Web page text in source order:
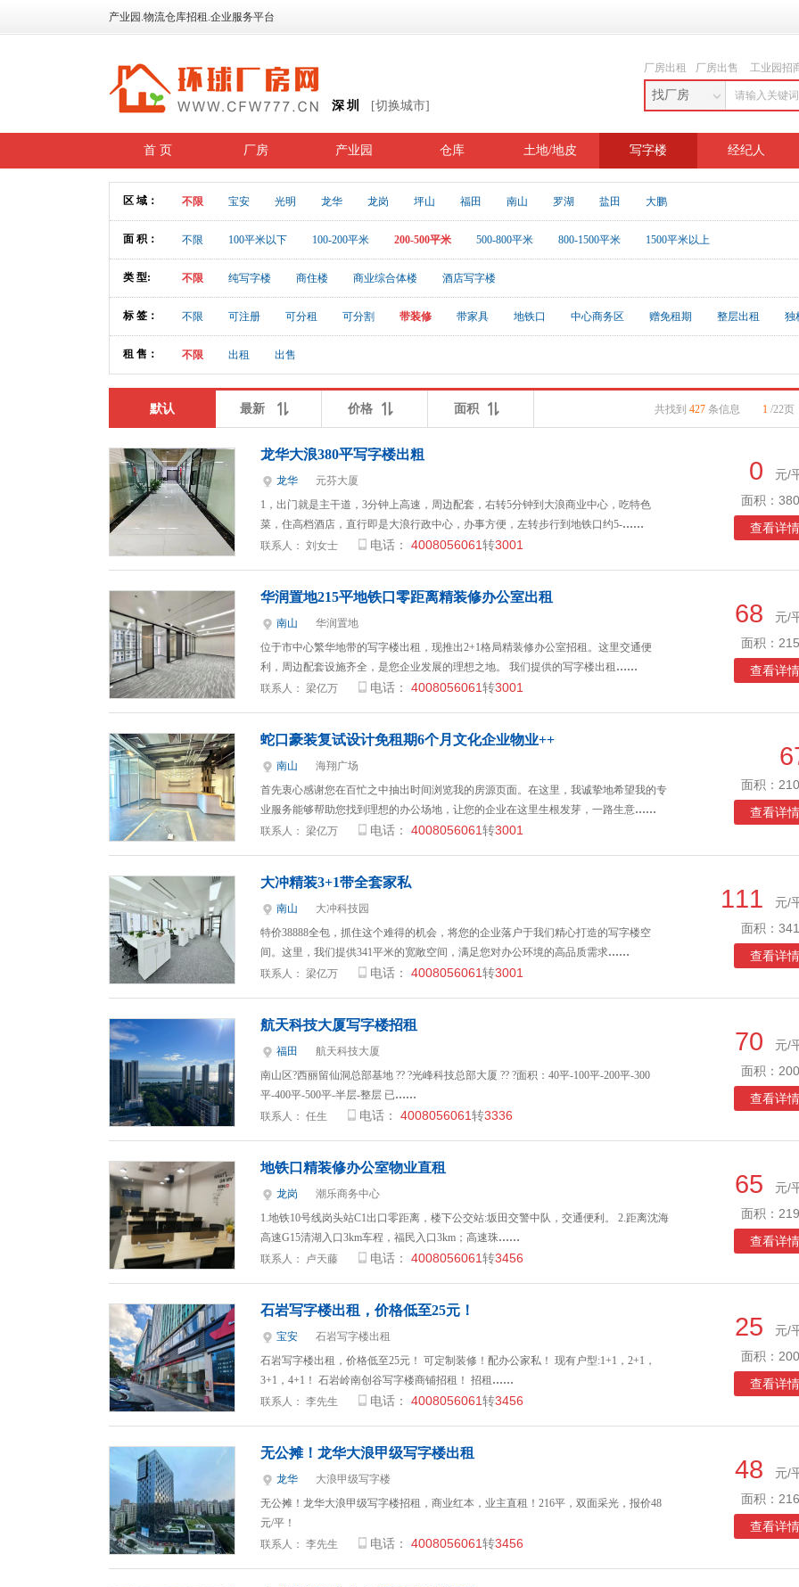
产业园.物流仓库招租.企业服务平台
深圳 [切换城市]
厂房出租 厂房出售 工业园招
找厂房
首 页 厂房 产业园 仓库 土地/地皮 写字楼 经纪人
区 域： 不限 宝安 光明 龙华 龙岗 坪山 福田 南山 罗湖 盐田 大鹏
面 积： 不限 100平米以下 100-200平米 200-500平米 500-800平米 800-1500平米 1500平米以上
类 型: 不限 纯写字楼 商住楼 商业综合体楼 酒店写字楼
标 签： 不限 可注册 可分租 可分割 带装修 带家具 地铁口 中心商务区 赠免租期 整层出租 独
租 售： 不限 出租 出售
默认 最新 价格 面积 共找到 427 条信息 1 /22页
龙华大浪380平写字楼出粗
龙华
元芬大厦
1，出门就是主干道，3分钟上高速，周边配套，右转5分钟到大浪商业中心，吃特色
菜，住高档酒店，直行即是大浪行政中心，办事方便，左转步行到地铁口约5-……
联系人： 刘女士 电话： 4008056061转3001
0
元/
面积：
查看详情
华润置地215平地铁口零距离精装修办公室出租
南山
华润置地
位于市中心繁华地带的写字楼出租，现推出2+1格局精装修办公室招租。这里交通便
利，周边配套设施齐全，是您企业发展的理想之地。 我们提供的写字楼出租 ……
联系人： 梁亿万 电话： 4008056061转3001
68
元/
面积：
查看详情
蛇口豪装复试设计免租期6个月文化企业物业++
南山
海翔广场
首先衷心感谢您在百忙之中抽出时间浏览我的房源页面。在这里，我诚挚地希望我的专
业服务能够帮助您找到理想的办公场地，让您的企业在这里生根发芽，一路生意……
联系人： 梁亿万 电话： 4008056061转3001
面积：
查看详情
大冲精装3+1带全套家私
南山
大冲科技园
特价38888全包，抓住这个难得的机会，将您的企业落户于我们精心打造的写字楼空
间。这里，我们提供341平米的宽敞空间，满足您对办公环境的高品质需求……
联系人： 梁亿万 电话： 4008056061转3001
111
元/
面积：
查看详情
航天科技大厦写字楼招租
福田
航天科技大厦
南山区?西丽留仙洞总部基地 ?? ?光峰科技总部大厦 ?? ?面积：40平-100平-200平-300
平-400平-500平-半层-整层 已……
联系人： 任生 电话： 4008056061转3336
70
元/
面积：
查看详情
地铁口精装修办公室物业直租
龙岗
潮乐商务中心
1.地铁10号线岗头站C1出口零距离，楼下公交站:坂田交警中队，交通便利。 2.距离沈海
高速G15清湖入口3km车程，福民入口3km；高速珠……
联系人：
卢天藤 电话： 4008056061转3456
65
元/
面积：
查看详情
石岩写字楼出租，价格低至25元！
宝安
石岩写字楼出租
石岩写字楼出租，价格低至25元！ 可定制装修！配办公家私！ 现有户型:1+1，2+1，
3+1，4+1！ 石岩岭南创谷写字楼商铺招租！ 招租 ……
联系人： 李先生 电话： 4008056061转3456
25
元/
面积：
查看详情
无公摊！龙华大浪甲级写字楼出租
龙华
大浪甲级写字楼
无公摊！龙华大浪甲级写字楼招租，商业红本，业主直租！216平，双面采光，报价48
元/平！
联系人： 李先生 电话： 4008056061转3456
48
元/
面积：
查看详情